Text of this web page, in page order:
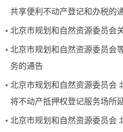
共享便利不动产登记和办税的
北京市规划和自然资源委员会
北京市规划和自然资源委员会
务的通告
北京市规划和自然资源委员会
将不动产抵押权登记服务场所
北京市规划和自然资源委员会